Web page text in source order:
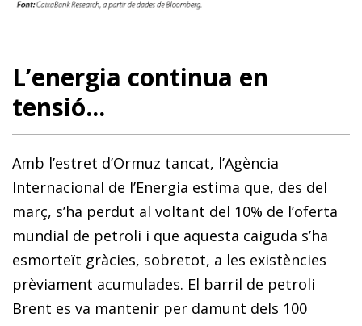
L’energia continua en
tensió...
Amb l’estret d’Ormuz tancat, l’Agència
Internacional de l’Energia estima que, des del
març, s’ha perdut al voltant del 10% de l’oferta
mundial de petroli i que aquesta caiguda s’ha
esmorteït gràcies, sobretot, a les existències
prèviament acumulades. El barril de petroli
Brent es va mantenir per damunt dels 100